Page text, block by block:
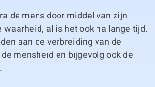
de mens door middel van zijn
al is het ook na lange tijd.
aan de verbreiding van de
mensheid en bijgevolg ook de